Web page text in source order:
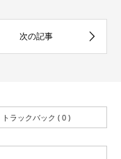
トラックバック ( 0 )